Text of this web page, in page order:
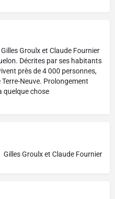
Groulx et Claude Fournier
Décrites par ses habitants
près de 4 000 personnes,
Terre-Neuve. Prolongement
quelque chose
Gilles Groulx et Claude Fournier